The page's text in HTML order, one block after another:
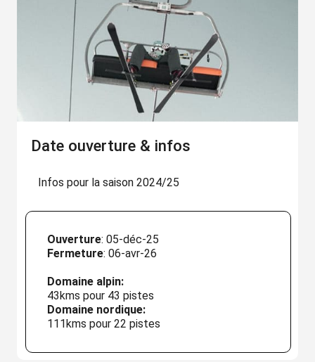
Date ouverture & infos
Infos pour la saison 2024/25
Ouverture: 05-déc-25
Fermeture: 06-avr-26
Domaine alpin:
43kms pour 43 pistes
Domaine nordique:
111kms pour 22 pistes